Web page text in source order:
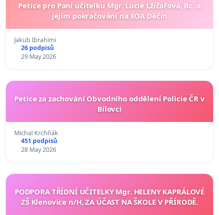
Petice pro Paní učitelku Mgr. Lucie Lžíčařová, Bc. a
jejím pokračování na EOA Děčín
Jakub Ibrahimi
26 podpisů
29 May 2026
Petice za zachování Obvodního oddělení Policie ČR v
Bílovci
Michal Krchňák
451 podpisů
28 May 2026
PODPORA TŘÍDNÍ UČITELKY Mgr. HELENY KAPRÁLOVÉ
ZŠ Klenovice n/H, ZA ÚČAST NA ŠKOLE V PŘÍRODĚ.